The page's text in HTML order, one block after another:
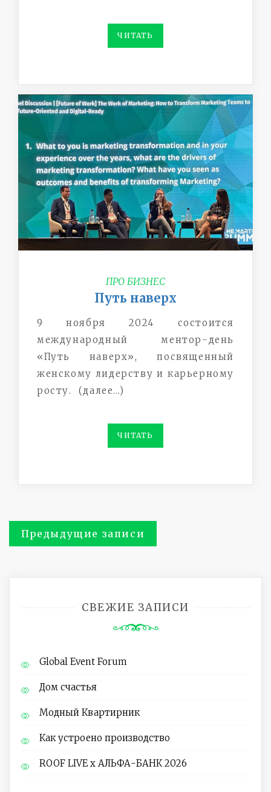
ЧИТАТЬ
ПРО БИЗНЕС
Путь наверх
9 ноября 2024 состоится
международный ментор-день
«Путь наверх», посвященный
женскому лидерству и карьерному
росту. (далее…)
ЧИТАТЬ
Навигация
Предыдущие записи
СВЕЖИЕ ЗАПИСИ
Global Event Forum
Дом счастья
Модный Квартирник
Как устроено производство
ROOF LIVE x АЛЬФА-БАНК 2026